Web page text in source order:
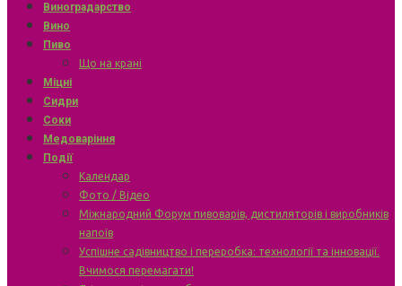
Виноградарство
Вино
Пиво
Що на крані
Міцні
Сидри
Соки
Медоваріння
Події
Календар
Фото / Відео
Міжнародний Форум пивоварів, дистиляторів і виробників
напоїв
Успішне садівництво і переробка: технології та інновації.
Вчимося перемагати!